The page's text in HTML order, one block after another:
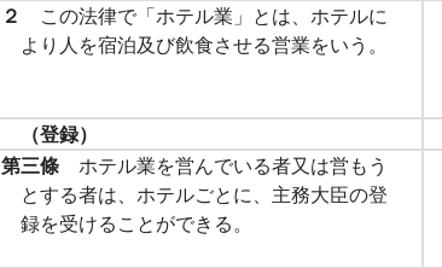
２ この法律で「ホテル業」とは、ホテルに
より人を宿泊及び飲食させる営業をいう。
（登録）
第三條 ホテル業を営んでいる者又は営もう
とする者は、ホテルごとに、主務大臣の登
録を受けることができる。